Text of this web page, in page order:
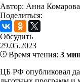
Автор: Анна Комарова
Поделиться:
Обсудить
29.05.2023
Время чтения: 3
ЦБ РФ опубликовал